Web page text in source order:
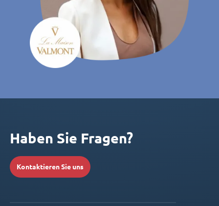
Haben Sie Fragen?
Kontaktieren Sie uns